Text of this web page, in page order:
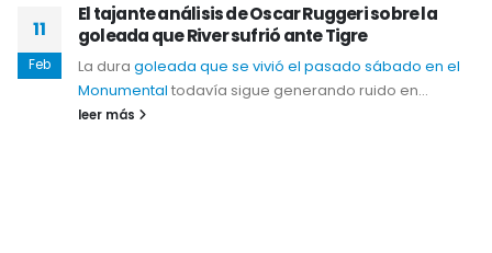
11
Feb
El tajante análisis de Oscar Ruggeri sobre la
goleada que River sufrió ante Tigre
La dura goleada que se vivió el pasado sábado en el
Monumental todavía sigue generando ruido en...
leer más